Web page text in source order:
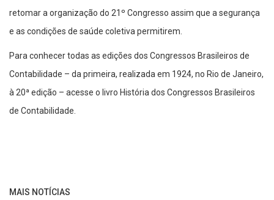
retomar a organização do 21º Congresso assim que a segurança
e as condições de saúde coletiva permitirem.
Para conhecer todas as edições dos Congressos Brasileiros de
Contabilidade – da primeira, realizada em 1924, no Rio de Janeiro,
à 20ª edição – acesse o livro História dos Congressos Brasileiros
de Contabilidade.
MAIS NOTÍCIAS